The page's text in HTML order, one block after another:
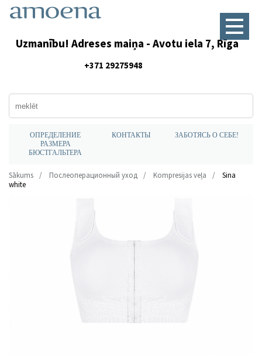
Uzmanību! Adreses maiņa - Avotu iela 7, Rīga
+371 29275948
ОПРЕДЕЛЕНИЕ
РАЗМЕРА
БЮСТГАЛЬТЕРА
КОНТАКТЫ ЗАБОТЯСЬ О СЕБЕ!
Sākums Послеоперационный уход Kompresijas veļa
Sina
white